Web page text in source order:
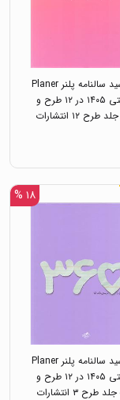
سر رسید سالنامه پلنر Planer
گرافیتی ۱۴۰۵ در ۱۲ طرح و
رنگ جلد طرح ۱۲ انتشارات
۱۸ %
سر رسید سالنامه پلنر Planer
گرافیتی ۱۴۰۵ در ۱۲ طرح و
رنگ جلد طرح ۳ انتشارات